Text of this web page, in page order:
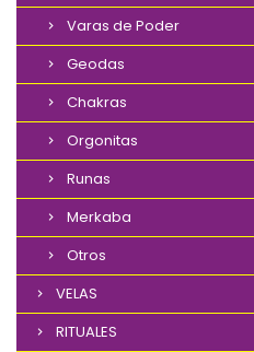
Varas de Poder
Geodas
Chakras
Orgonitas
Runas
Merkaba
Otros
VELAS
RITUALES